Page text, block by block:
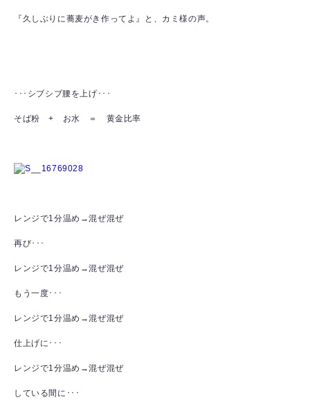
『久しぶりに蕎麦がき作ってよ』と、カミ様の声。
･･･シブシブ腰を上げ･･･
そば粉 + お水 ＝ 黄金比率
レンジで1分温め→混ぜ混ぜ
再び･･･
レンジで1分温め→混ぜ混ぜ
もう一度･･･
レンジで1分温め→混ぜ混ぜ
仕上げに･･･
レンジで1分温め→混ぜ混ぜ
している間に･･･